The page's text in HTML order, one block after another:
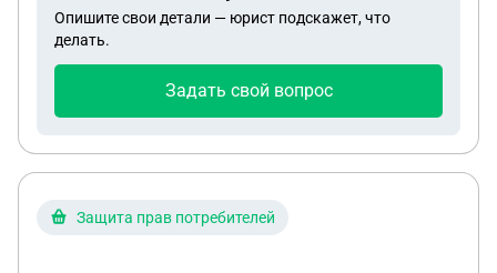
Опишите свои детали — юрист подскажет, что
делать.
Задать свой вопрос
Защита прав потребителей